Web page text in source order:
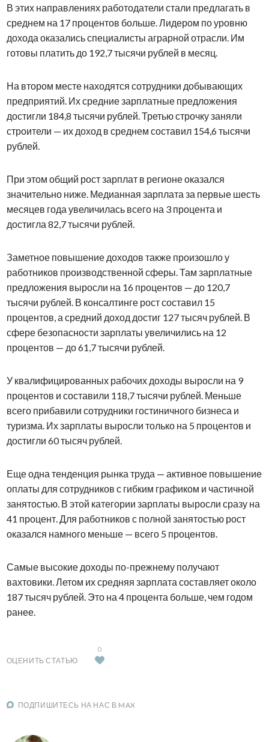
В этих направлениях работодатели стали предлагать в
среднем на 17 процентов больше. Лидером по уровню
дохода оказались специалисты аграрной отрасли. Им
готовы платить до 192,7 тысячи рублей в месяц.
На втором месте находятся сотрудники добывающих
предприятий. Их средние зарплатные предложения
достигли 184,8 тысячи рублей. Третью строчку заняли
строители — их доход в среднем составил 154,6 тысячи
рублей.
При этом общий рост зарплат в регионе оказался
значительно ниже. Медианная зарплата за первые шесть
месяцев года увеличилась всего на 3 процента и
достигла 82,7 тысячи рублей.
Заметное повышение доходов также произошло у
работников производственной сферы. Там зарплатные
предложения выросли на 16 процентов — до 120,7
тысячи рублей. В консалтинге рост составил 15
процентов, а средний доход достиг 127 тысяч рублей. В
сфере безопасности зарплаты увеличились на 12
процентов — до 61,7 тысячи рублей.
У квалифицированных рабочих доходы выросли на 9
процентов и составили 118,7 тысячи рублей. Меньше
всего прибавили сотрудники гостиничного бизнеса и
туризма. Их зарплаты выросли только на 5 процентов и
достигли 60 тысяч рублей.
Еще одна тенденция рынка труда — активное повышение
оплаты для сотрудников с гибким графиком и частичной
занятостью. В этой категории зарплаты выросли сразу на
41 процент. Для работников с полной занятостью рост
оказался намного меньше — всего 5 процентов.
Самые высокие доходы по-прежнему получают
вахтовики. Летом их средняя зарплата составляет около
187 тысяч рублей. Это на 4 процента больше, чем годом
ранее.
ОЦЕНИТЬ СТАТЬЮ
0
ПОДПИШИТЕСЬ НА НАС В MAX